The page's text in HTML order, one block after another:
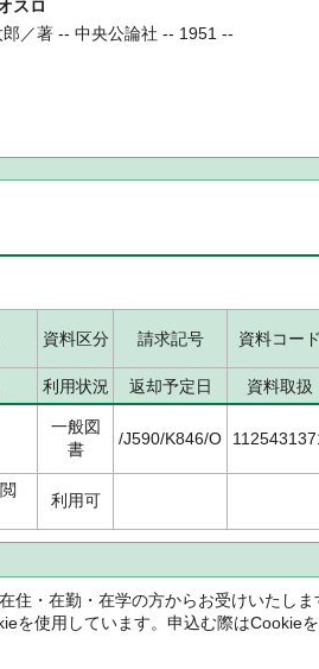
スロ
郎／著 -- 中央公論社 -- 1951 --
資料区分 請求記号 資料コー
利用状況 返却予定日 資料取扱
一般図
書
/J590/K846/O
利用可
住・在勤・在学の方からお受けいたしま
を使用しています。申込む際はCookie